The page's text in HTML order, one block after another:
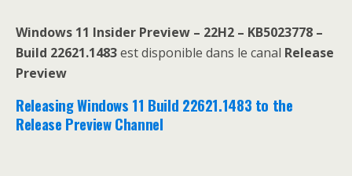
Windows 11 Insider Preview – 22H2 – KB5023778 –
Build 22621.1483est disponible dans le canal Release
Preview
Releasing Windows 11 Build 22621.1483 to the
Release Preview Channel